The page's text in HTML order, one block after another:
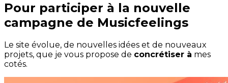
Pour participer à la nouvelle
campagne de Musicfeelings
Le site évolue, de nouvelles idées et de nouveaux
projets, que je vous propose de concrétiser à mes
cotés.